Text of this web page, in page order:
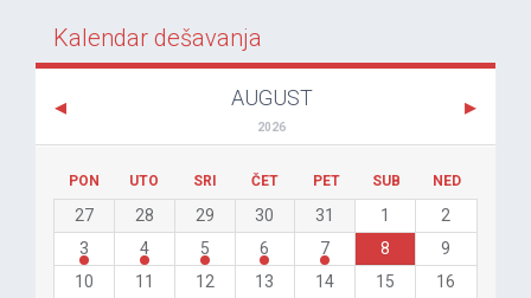
Kalendar dešavanja
AUGUST
2026
PON UTO SRI ČET PET SUB NED
27 28 29 30 31 1
2
3
4 5 6 7 8
9
10
11 12 13 14 15
16